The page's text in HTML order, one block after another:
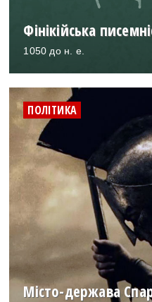
Фінікійська
1050 до н. е.
ПОЛІТИКА
Місто-держава